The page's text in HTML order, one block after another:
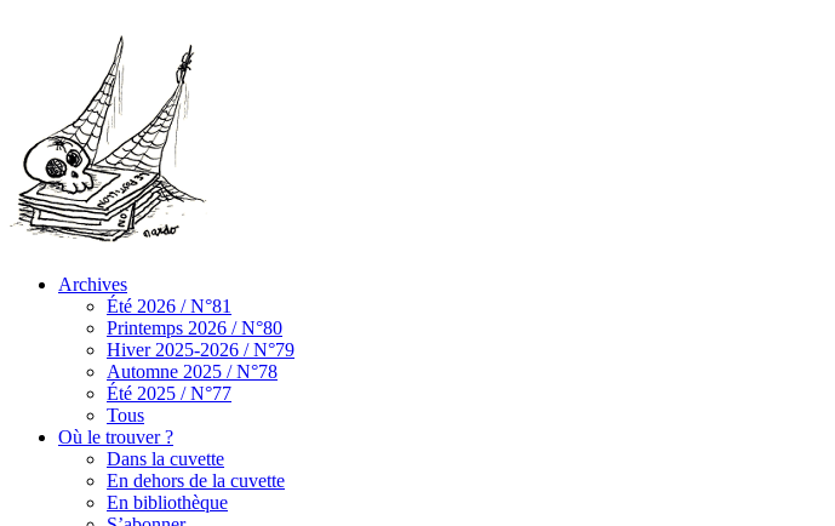
Archives
Été 2026 / N°81
Printemps 2026 / N°80
Hiver 2025-2026 / N°79
Automne 2025 / N°78
Été 2025 / N°77
Tous
Où le trouver ?
Dans la cuvette
En dehors de la cuvette
En bibliothèque